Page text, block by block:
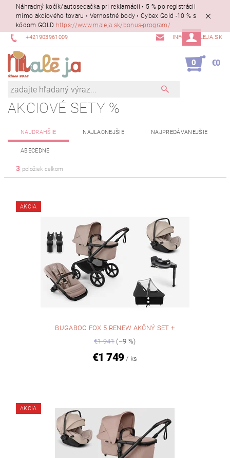
Náhradný kočík/autosedačka pri reklamácii • 5 % po registrácii
mimo akciového tovaru • Vernostné body • Cybex Gold -10 % s
kódom GOLD https://www.maleja.sk/bonus-program/
+421903961009 INFO@MALEJA.SK
0 €0
AKCIOVÉ SETY %
NAJDRAHŠIE NAJLACNEJŠIE NAJPREDÁVANEJŠIE
ABECEDNE
3 položiek celkom
AKCIA
BUGABOO FOX 5 RENEW AKČNÝ SET +
€1 941 (–9 %)
€1 749 / ks
AKCIA